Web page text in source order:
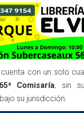
con un solo
65ª Comisaría, sin
su jurisdicción.